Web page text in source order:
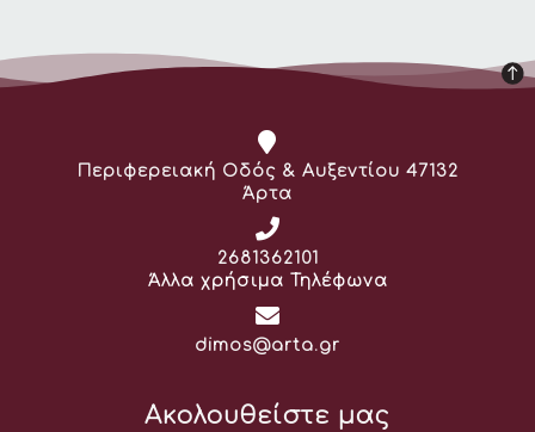
Διεύθυνση:
Περιφερειακή Οδός & Αυξεντίου 47132
Άρτα
Τηλέφωνο:
2681362101
Άλλα χρήσιμα Τηλέφωνα
Email:
dimos@arta.gr
Ακολουθείστε μας